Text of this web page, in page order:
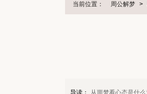
当前位置： 周公解梦 >
导读：
从噩梦看心态是什